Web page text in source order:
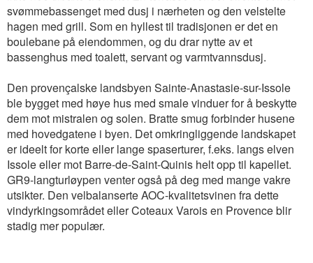
svømmebassenget med dusj i nærheten og den velstelte
hagen med grill. Som en hyllest til tradisjonen er det en
boulebane på eiendommen, og du drar nytte av et
bassenghus med toalett, servant og varmtvannsdusj.
Den provençalske landsbyen Sainte-Anastasie-sur-Issole
ble bygget med høye hus med smale vinduer for å beskytte
dem mot mistralen og solen. Bratte smug forbinder husene
med hovedgatene i byen. Det omkringliggende landskapet
er ideelt for korte eller lange spaserturer, f.eks. langs elven
Issole eller mot Barre-de-Saint-Quinis helt opp til kapellet.
GR9-langturløypen venter også på deg med mange vakre
utsikter. Den velbalanserte AOC-kvalitetsvinen fra dette
vindyrkingsområdet eller Coteaux Varois en Provence blir
stadig mer populær.